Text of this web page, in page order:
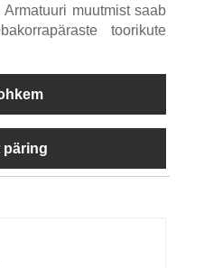
muutmist saab
toorikute
päring